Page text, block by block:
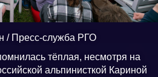
/ Пресс-служба РГО
тёплая, несмотря на
альпинисткой Кариной